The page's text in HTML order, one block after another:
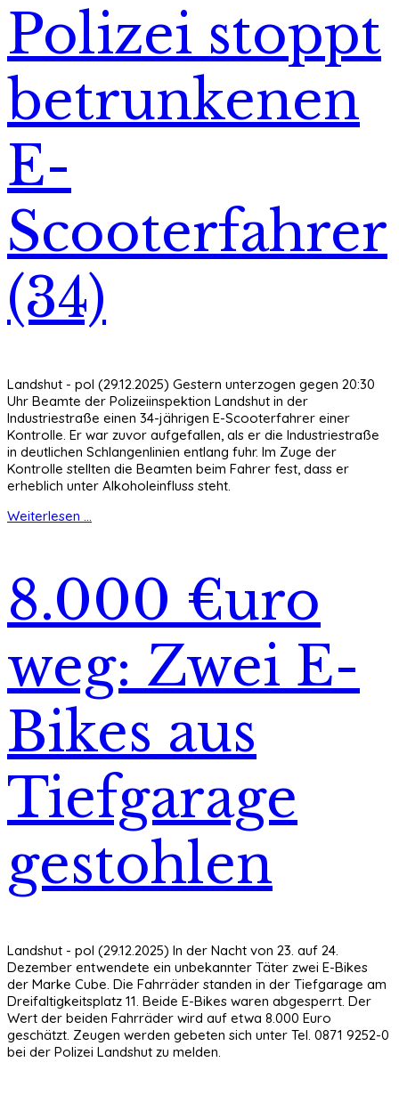
Polizei stoppt
betrunkenen
E-
Scooterfahrer
(34)
Landshut - pol (29.12.2025) Gestern unterzogen gegen 20:30
Uhr Beamte der Polizeiinspektion Landshut in der
Industriestraße einen 34-jährigen E-Scooterfahrer einer
Kontrolle. Er war zuvor aufgefallen, als er die Industriestraße
in deutlichen Schlangenlinien entlang fuhr. Im Zuge der
Kontrolle stellten die Beamten beim Fahrer fest, dass er
erheblich unter Alkoholeinfluss steht.
Weiterlesen ...
8.000 €uro
weg: Zwei E-
Bikes aus
Tiefgarage
gestohlen
Landshut - pol (29.12.2025) In der Nacht von 23. auf 24.
Dezember entwendete ein unbekannter Täter zwei E-Bikes
der Marke Cube. Die Fahrräder standen in der Tiefgarage am
Dreifaltigkeitsplatz 11. Beide E-Bikes waren abgesperrt. Der
Wert der beiden Fahrräder wird auf etwa 8.000 Euro
geschätzt. Zeugen werden gebeten sich unter Tel. 0871 9252-0
bei der Polizei Landshut zu melden.